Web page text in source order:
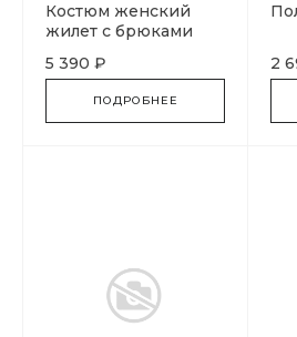
Костюм женский
жилет с брюками
5 390 ₽
ПОДРОБНЕЕ
2